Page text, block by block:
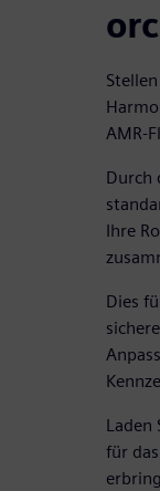
AMR-
Durch
Ihre
Dies
Laden
für